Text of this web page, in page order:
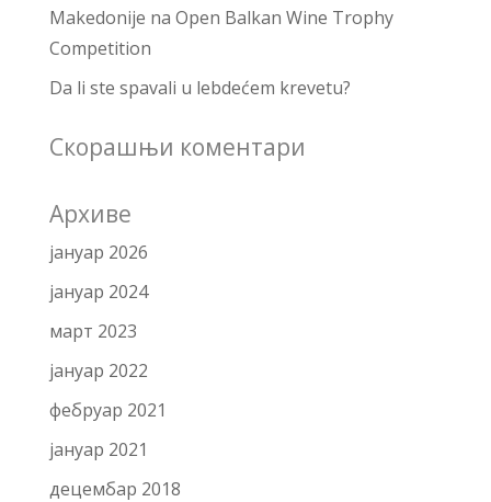
Makedonije na Open Balkan Wine Trophy
Competition
Da li ste spavali u lebdećem krevetu?
Скорашњи коментари
Архиве
јануар 2026
јануар 2024
март 2023
јануар 2022
фебруар 2021
јануар 2021
децембар 2018